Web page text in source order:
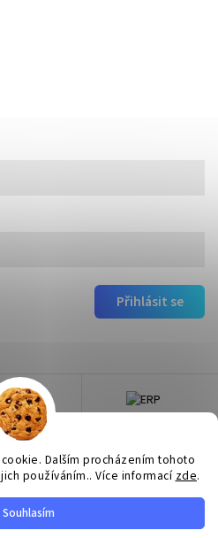
Dalším procházením tohoto
používáním.. Více informací zde.
Souhlasím
Přihlásit se
. Všechna práva vyhrazena.